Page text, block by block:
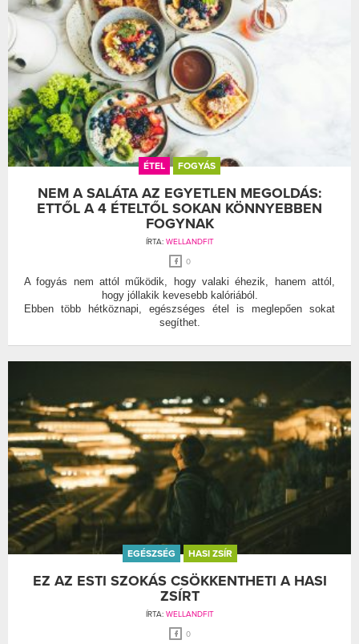
ÉTEL FOGYÁS
NEM A SALÁTA AZ EGYETLEN MEGOLDÁS:
ETTŐL A 4 ÉTELTŐL SOKAN KÖNNYEBBEN
FOGYNAK
ÍRTA: WELLANDFIT
0
A fogyás nem attól működik, hogy valaki éhezik, hanem attól,
hogy jóllakik kevesebb kalóriából.
Ebben több hétköznapi, egészséges étel is meglepően sokat
segíthet.
EGÉSZSÉG HASI ZSÍR
EZ AZ ESTI SZOKÁS CSÖKKENTHETI A HASI
ZSÍRT
ÍRTA: WELLANDFIT
0